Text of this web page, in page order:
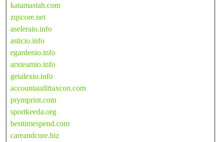
katamastah.com
zqscore.net
aseleraio.info
asticio.info
egardenio.info
arxteamio.info
getalexio.info
accountaudittaxcon.com
prymprint.com
sportkeeda.org
besttimespend.com
careandcure.biz